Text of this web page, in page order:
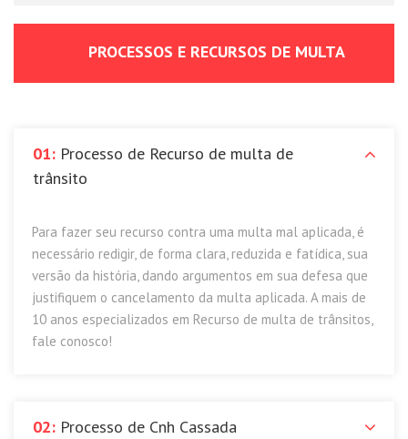
PROCESSOS E RECURSOS DE MULTA
01: Processo de Recurso de multa de
trânsito
Para fazer seu recurso contra uma multa mal aplicada, é
necessário redigir, de forma clara, reduzida e fatídica, sua
versão da história, dando argumentos em sua defesa que
justifiquem o cancelamento da multa aplicada. A mais de
10 anos especializados em Recurso de multa de trânsitos,
fale conosco!
02: Processo de Cnh Cassada